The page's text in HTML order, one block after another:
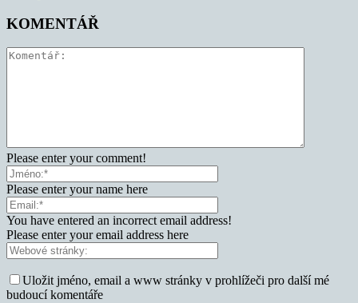
KOMENTÁŘ
Please enter your comment!
Please enter your name here
You have entered an incorrect email address!
Please enter your email address here
Uložit jméno, email a www stránky v prohlížeči pro další mé
budoucí komentáře